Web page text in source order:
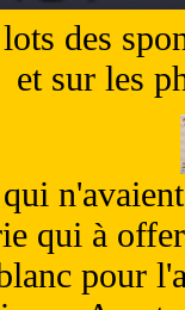
des
et sur les
qui à
pour